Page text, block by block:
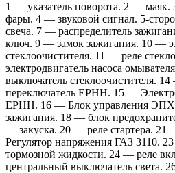
1 — указатель поворота. 2 —
фары. 4 — звуковой сигнал. 5-
свеча. 7 — распределитель
ключ. 9 — замок зажигания. 10 —
стеклоочистителя. 11 — реле
электродвигатель насоса
выключатель стеклоочистителя.
переключатель EPHH. 15 —
EPHH. 16 — Блок управления
зажигания. 18 — блок
— закуска. 20 — реле стартера.
Регулятор напряжения ГАЗ 3110.
тормозной жидкости. 24 — реле
центральный выключатель света.